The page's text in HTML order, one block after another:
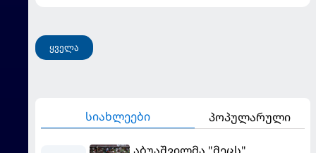
ყველა
სიახლეები პოპულარული